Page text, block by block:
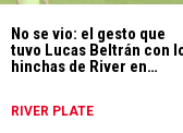
No se vio: el gesto que
tuvo Lucas Beltrán con
hinchas de River en
RIVER PLATE